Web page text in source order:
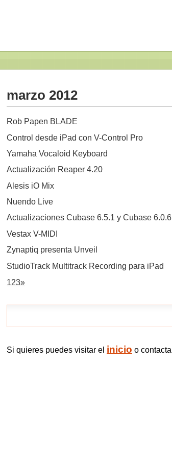
marzo 2012
Rob Papen BLADE
Control desde iPad con V-Control Pro
Yamaha Vocaloid Keyboard
Actualización Reaper 4.20
Alesis iO Mix
Nuendo Live
Actualizaciones Cubase 6.5.1 y Cubase 6.0.6
Vestax V-MIDI
Zynaptiq presenta Unveil
StudioTrack Multitrack Recording para iPad
123»
Si quieres puedes visitar el inicio o